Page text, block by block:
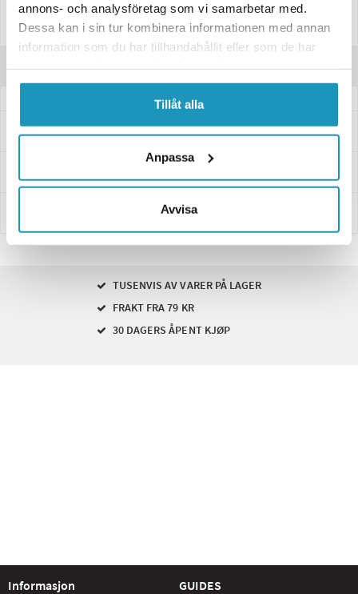
annons- och analysföretag som vi samarbetar med.
Dessa kan i sin tur kombinera informationen med annan
information som du har tillhandahållit eller som de har
Tillåt alla
Anpassa
Avvisa
Bremsesko EBC 338
Anmeldelser
Spørsmål og svar
TUSENVIS AV VARER PÅ LAGER
FRAKT FRA 79 KR
30 DAGERS ÅPENT KJØP
Informasjon GUIDES